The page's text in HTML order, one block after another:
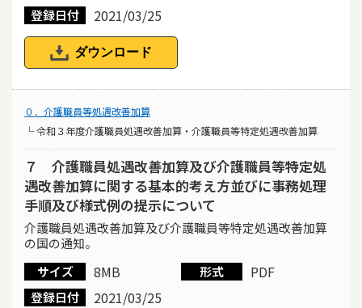
登録日付 2021/03/25
ダウンロード
０．介護職員等処遇改善加算
└ 令和３年度介護職員処遇改善加算・介護職員等特定処遇改善加算
７ 介護職員処遇改善加算及び介護職員等特定処
遇改善加算に関する基本的考え方並びに事務処理
手順及び様式例の提示について
介護職員処遇改善加算及び介護職員等特定処遇改善加算
の国の通知。
サイズ
8MB 形式 PDF
登録日付 2021/03/25